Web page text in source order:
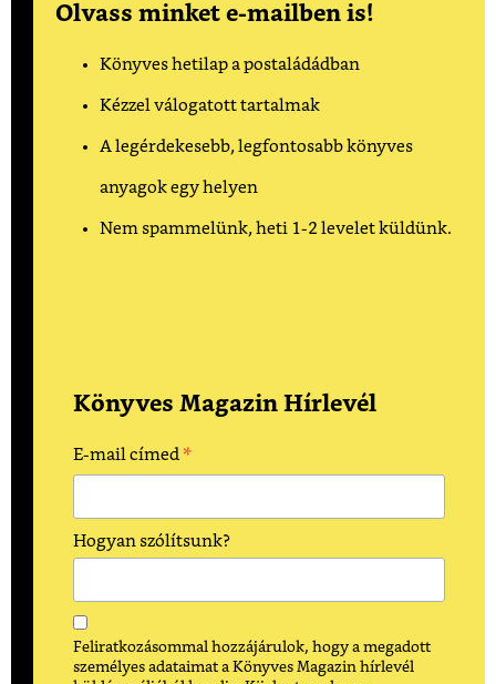
Olvass minket e-mailben is!
Könyves hetilap a postaládádban
Kézzel válogatott tartalmak
A legérdekesebb, legfontosabb könyves
anyagok egy helyen
Nem spammelünk, heti 1-2 levelet küldünk.
Könyves Magazin Hírlevél
E-mail címed *
Hogyan szólítsunk?
Feliratkozásommal hozzájárulok, hogy a megadott
személyes adataimat a Könyves Magazin hírlevél